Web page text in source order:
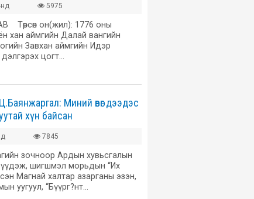
5975
Төрсөн он(жил): 1776 оны
хан аймгийн Далай вангийн
Завхан аймгийн Идэр
цогт…
Миний өвөг дээдэс
хүн байсан
7845
зочноор Ардын хувьсгалын
шигшмэл морьдын “Их
Магнай халтар азарганы эзэн,
уугуул, “Бүүрг?нт…